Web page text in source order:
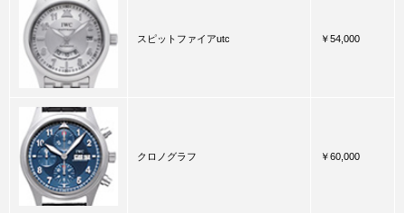
スピットファイアutc ￥54,000
クロノグラフ ￥60,000